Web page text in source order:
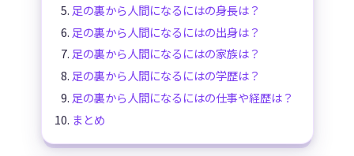
足の裏から人間になるにはの身長は？
足の裏から人間になるにはの出身は？
足の裏から人間になるにはの家族は？
足の裏から人間になるにはの学歴は？
足の裏から人間になるにはの仕事や経歴は？
まとめ